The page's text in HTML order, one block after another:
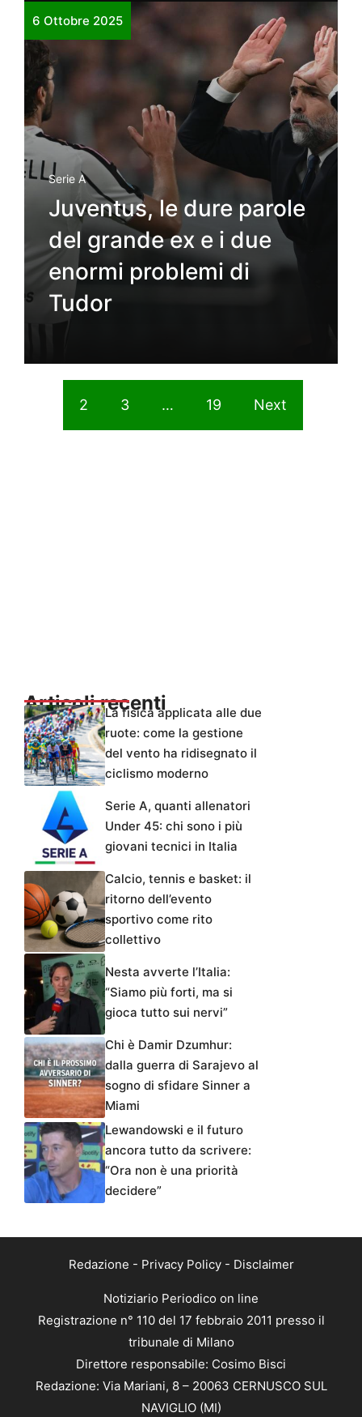
6 Ottobre 2025
Serie A
Juventus, le dure parole
del grande ex e i due
enormi problemi di
Tudor
2 3 … 19 Next
Articoli recentiLa fisica applicata alle due
ruote: come la gestione
del vento ha ridisegnato il
ciclismo moderno
Serie A, quanti allenatori
Under 45: chi sono i più
giovani tecnici in Italia
Calcio, tennis e basket: il
ritorno dell’evento
sportivo come rito
collettivo
Nesta avverte l’Italia:
“Siamo più forti, ma si
gioca tutto sui nervi”
Chi è Damir Dzumhur:
dalla guerra di Sarajevo al
sogno di sfidare Sinner a
Miami
Lewandowski e il futuro
ancora tutto da scrivere:
“Ora non è una priorità
decidere”
Redazione - Privacy Policy- Disclaimer
Notiziario Periodico on line
Registrazione n° 110 del 17 febbraio 2011 presso il
tribunale di Milano
Direttore responsabile: Cosimo Bisci
Redazione: Via Mariani, 8 – 20063 CERNUSCO SUL
NAVIGLIO (MI)